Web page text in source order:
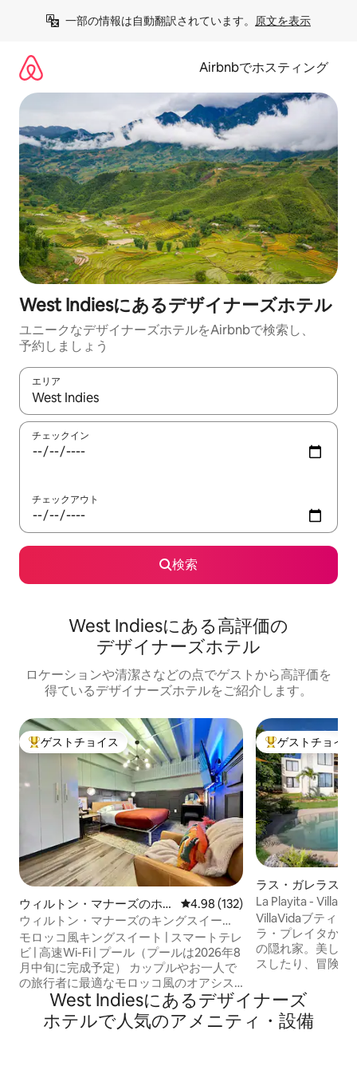
一部の情報は自動翻訳されています。 原文を表示
Airbnbでホスティング
West Indiesにあるデ⁠ザ⁠イ⁠ナ⁠ー⁠ズホ⁠テ⁠ル
ユニークなデ⁠ザ⁠イ⁠ナ⁠ー⁠ズホ⁠テ⁠ル⁠をAirbnb⁠で検⁠索⁠し⁠、
予⁠約し⁠ま⁠し⁠ょ⁠う
エリア
検索結果が表示されたら、上下の矢印キーを使って移動するか
チェックイン
チェックアウト
検索
West Indiesにある高⁠評⁠価⁠の
デ⁠ザ⁠イ⁠ナ⁠ー⁠ズホ⁠テ⁠ル
ロケーションや清⁠潔⁠さ⁠な⁠ど⁠の点⁠でゲ⁠ス⁠ト⁠か⁠ら高⁠評⁠価⁠を
得⁠て⁠い⁠るデ⁠ザ⁠イ⁠ナ⁠ー⁠ズホ⁠テ⁠ル⁠をご⁠紹⁠介し⁠ま⁠す⁠。
大好評のゲストチョイスです。
ゲストチョイス
ウィルトン・マナーズのホテ
ル客室
レビュー132件、5つ星中4.98つ
4.98 (132)
ウィルトン・マナーズのキングスイー
ト、ドライブまで徒歩 - 北
モロッコ風キングスイート | スマートテレ
ビ | 高速Wi-Fi | プール（プールは2026年8
月中旬に完成予定） カップルやお一人で
の旅行者に最適なモロッコ風のオアシス
でくつろぎましょう。このスタイリッシ
ュなエフィシャンシーには、豪華なキン
グベッド、専用のバスルーム、コーヒー
大好評のゲスト
ゲストチョイス
ラス・ガレラスの
室
La Playita -
VillaVidaブティッ
ラ・プレイタから
の隠れ家。美しい
スしたり、冒険を
光がたっぷり入っ
さをお楽しみいた
ン •ラ・プレイタまで徒歩3分 • ダウンタ
West Indiesにあるデ⁠ザ⁠イ⁠ナ⁠ー⁠ズ
ホ⁠テ⁠ル⁠で人⁠気⁠のア⁠メ⁠ニ⁠テ⁠ィ⁠・設⁠備